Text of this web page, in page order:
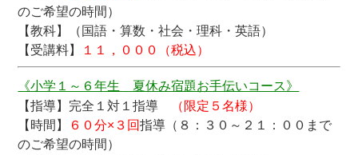
のご希望の時間）
【教科】（国語・算数・社会・理科・英語）
【受講料】
１１，０００（税込）
《小学１～６年生 夏休み宿題お手伝いコース》
【指導】完全１対１指導
（限定５名様）
【時間】
６０分×３回指導（８：３０～２１：００まで
のご希望の時間）